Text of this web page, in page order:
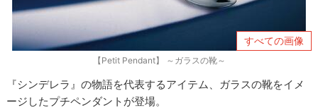
すべての画像
【Petit Pendant】 ～ガラスの靴～
『シンデレラ』の物語を代表するアイテム、ガラスの靴をイメ
ージしたプチペンダントが登場。